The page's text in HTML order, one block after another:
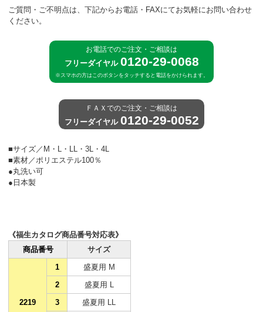
ご質問・ご不明点は、下記からお電話・FAXにてお気軽にお問い合わせ
ください。
お電話でのご注文・ご相談は
フリーダイヤル 0120-29-0068
※スマホの方はこのボタンをタッチすると電話をかけられます。
ＦＡＸでのご注文・ご相談は
フリーダイヤル 0120-29-0052
■サイズ／M・L・LL・3L・4L
■素材／ポリエステル100％
●丸洗い可
●日本製
《福生カタログ商品番号対応表》
商品番号
サイズ
2219
1
盛夏用 M
2
盛夏用 L
3
盛夏用 LL